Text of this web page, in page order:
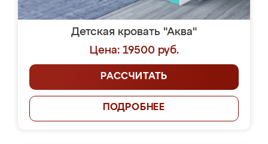
Детская кровать "Аква"
Цена: 19500 руб.
РАССЧИТАТЬ
ПОДРОБНЕЕ